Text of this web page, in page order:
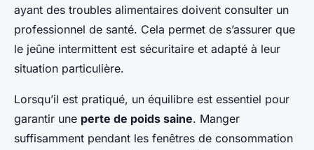
ayant des troubles alimentaires doivent consulter un
professionnel de santé. Cela permet de s’assurer que
le jeûne intermittent est sécuritaire et adapté à leur
situation particulière.
Lorsqu’il est pratiqué, un équilibre est essentiel pour
garantir une perte de poids saine. Manger
suffisamment pendant les fenêtres de consommation